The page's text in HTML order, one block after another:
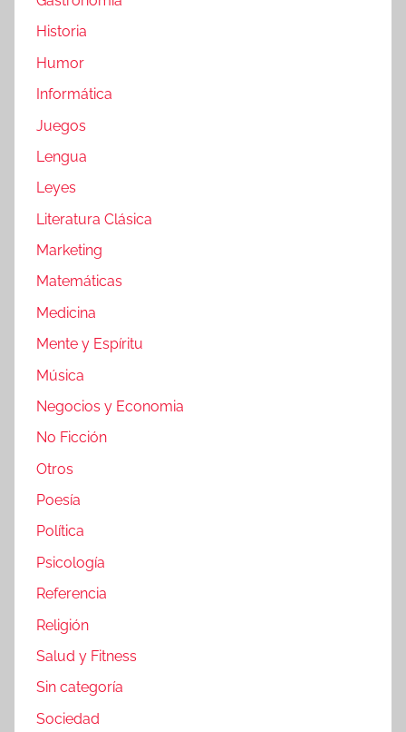
Historia
Humor
Informática
Juegos
Lengua
Leyes
Literatura Clásica
Marketing
Matemáticas
Medicina
Mente y Espíritu
Música
Negocios y Economia
No Ficción
Otros
Poesía
Política
Psicología
Referencia
Religión
Salud y Fitness
Sin categoría
Sociedad